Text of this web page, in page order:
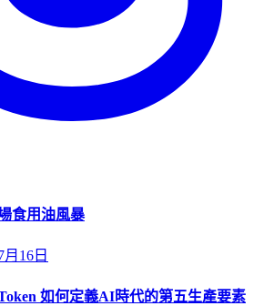
食用油風暴
月16日
如何定義AI時代的第五生產要素